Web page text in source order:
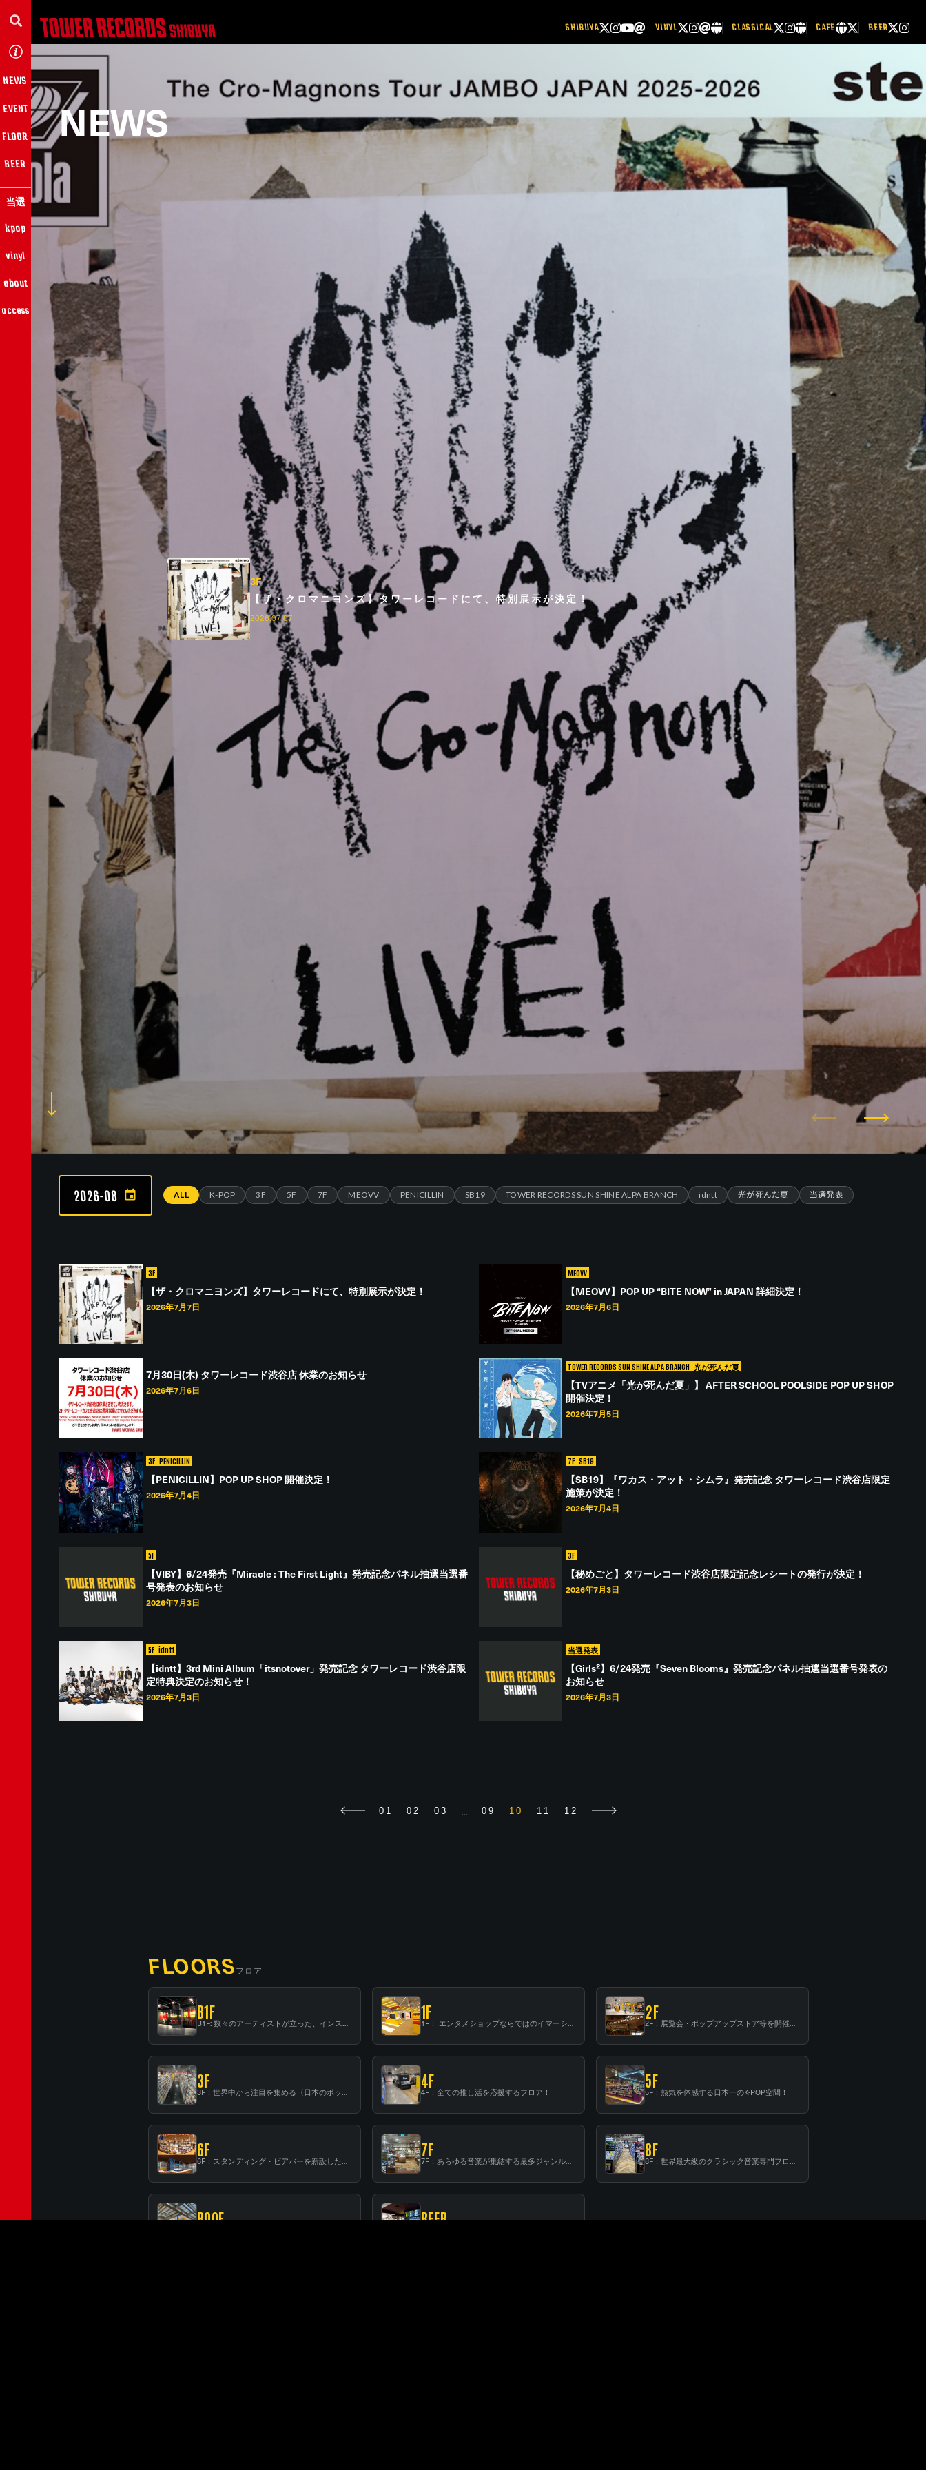
SHIBUYA VINYL CLASSICAL CAFE BEER
NEWS
EVENT
当選
FLOOR
BEER
kpop
vinyl
about
access
NEWS
3F
【ザ・クロマニヨンズ】タワーレコードにて、特別展示が決定！
2026.07.07
2026-08 ALL K-POP 3F 5F 7F MEOVV PENICILLIN SB19 TOWER RECORDS SUN SHINE ALPA BRANCH idntt 光が死んだ夏 当選発表
3F
【ザ・クロマニヨンズ】タワーレコードにて、特別展示が決定！
2026年7月7日
MEOVV
【MEOVV】POP UP “BITE NOW” in JAPAN 詳細決定！
2026年7月6日
7月30日(木) タワーレコード渋谷店 休業のお知らせ
2026年7月6日
TOWER RECORDS SUN SHINE ALPA BRANCH 光が死んだ夏
【TVアニメ「光が死んだ夏」】 AFTER SCHOOL POOLSIDE POP UP SHOP
開催決定！
2026年7月5日
3F PENICILLIN
【PENICILLIN】POP UP SHOP 開催決定！
2026年7月4日
7F SB19
【SB19】『ワカス・アット・シムラ』発売記念 タワーレコード渋谷店限定
施策が決定！
2026年7月4日
5F
【VIBY】6/24発売『Miracle : The First Light』発売記念パネル抽選当選番
号発表のお知らせ
2026年7月3日
3F
【秘めごと】タワーレコード渋谷店限定記念レシートの発行が決定！
2026年7月3日
5F idntt
【idntt】3rd Mini Album「itsnotover」発売記念 タワーレコード渋谷店限
定特典決定のお知らせ！
2026年7月3日
当選発表
【Girls²】6/24発売『Seven Blooms』発売記念パネル抽選当選番号発表の
お知らせ
2026年7月3日
01 02 03 09 10 11 12
FLOORSフロア
B1F
B1F: 数々のアーティストが立った、インストアイベントの聖地！
1F
1F： エンタメショップならではのイマーシブ空間
2F
2F：展覧会・ポップアップストア等を開催！大型催事スペース「TOWER SPACE SHIBUYA」
3F
3F：世界中から注目を集める〈日本のポップカルチャー〉の発信基地！
4F
4F：全ての推し活を応援するフロア！
5F
5F：熱気を体感する日本一のK-POP空間！
6F
6F：スタンディング・ビアバーを新設した日本最大規模のレコード専門フロア！
7F
7F：あらゆる音楽が集結する最多ジャンルフロア！
8F
8F：世界最大級のクラシック音楽専門フロア！
ROOF BEER